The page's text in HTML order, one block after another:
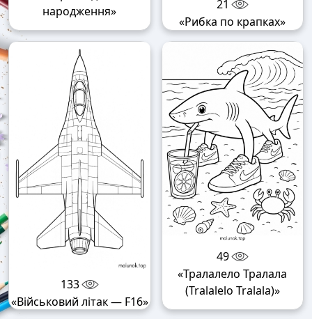
народження»
21
«Рибка по крапках»
133
«Військовий літак — F16»
49
«Тралалело Тралала
(Tralalelo Tralala)»